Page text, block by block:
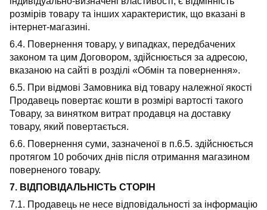
розмірів товару та інших характеристик, що вказані в
інтернет-магазині.
6.4. Повернення товару, у випадках, передбачених
законом та цим Договором, здійснюється за адресою,
вказаною на сайті в розділі «Обмін та повернення».
6.5. При відмові Замовника від товару належної якості
Продавець повертає кошти в розмірі вартості такого
Товару, за винятком витрат продавця на доставку
товару, який повертається.
6.6. Повернення суми, зазначеної в п.6.5. здійснюється
протягом 10 робочих днів після отримання магазином
поверненого товару.
7. ВІДПОВІДАЛЬНІСТЬ СТОРІН
7.1. Продавець не несе відповідальності за інформацію